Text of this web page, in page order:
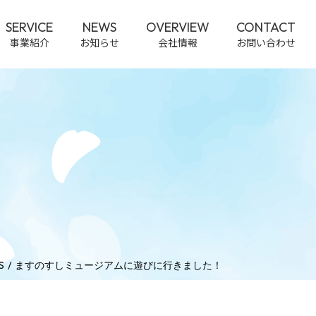
SERVICE
事業紹介
NEWS
お知らせ
OVERVIEW
会社情報
CONTACT
お問い合わせ
ますのすしミュージアムに遊びに行きました！